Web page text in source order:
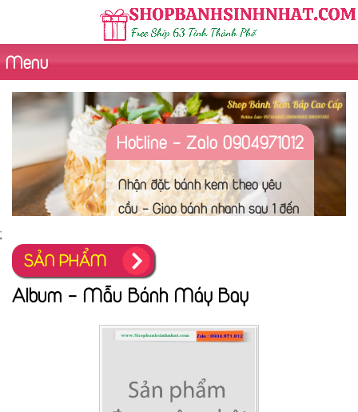
Menu
Hotline - Zalo 0904971012
Nhận đặt bánh kem theo yêu
cầu - Giao bánh nhanh sau 1 đến
trước khi giao hàng. Hình thức
thanh toán đa dạng
;
SẢN PHẨM
Album - Mẫu Bánh Máy Bay